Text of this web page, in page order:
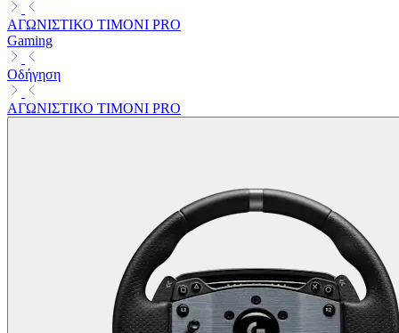
ΑΓΩΝΙΣΤΙΚΟ ΤΙΜΟΝΙ PRO
Gaming
Οδήγηση
ΑΓΩΝΙΣΤΙΚΟ ΤΙΜΟΝΙ PRO